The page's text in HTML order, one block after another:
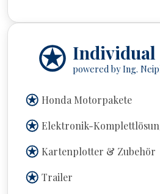
Individual
powered by Ing.
Honda Motorpakete
Elektronik-
Kartenplotter & Zubehör
Trailer